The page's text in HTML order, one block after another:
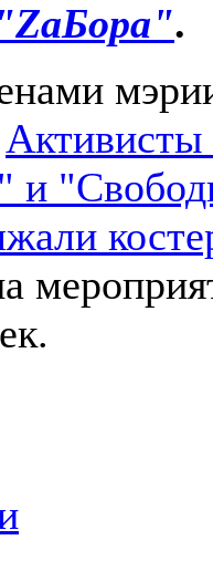
"ZaБора".
и